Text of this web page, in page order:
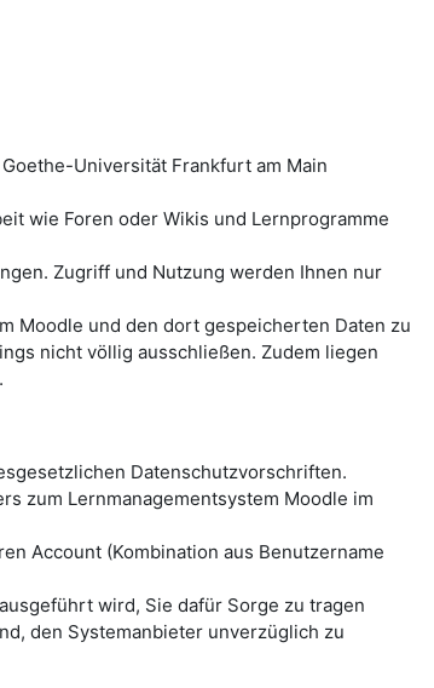
Universität Frankfurt am Main
wie Foren oder Wikis und Lernprogramme
Zugriff und Nutzung werden Ihnen nur
Moodle und den dort gespeicherten Daten zu
nicht völlig ausschließen. Zudem liegen
Datenschutzvorschriften.
zum Lernmanagementsystem Moodle im
Account (Kombination aus Benutzername
wird, Sie dafür Sorge zu tragen
den Systemanbieter unverzüglich zu